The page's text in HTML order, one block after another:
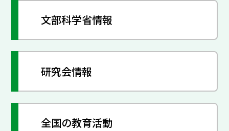
文部科学省情報
研究会情報
全国の教育活動